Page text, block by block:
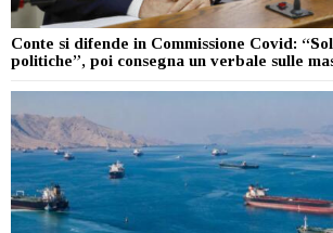
Conte si difende in Commissione Covid:
politiche”, poi consegna un verbale sulle